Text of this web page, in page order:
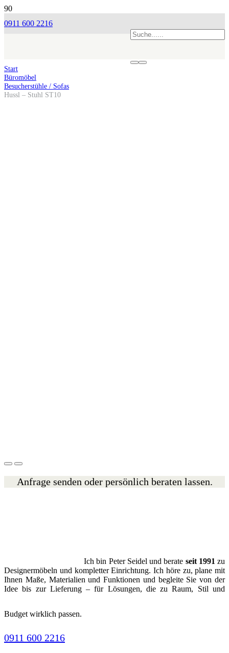
0911 600 2216
Start
Büromöbel
Besucherstühle / Sofas
Hussl – Stuhl ST10
Anfrage senden oder persönlich beraten lassen.
Ich bin Peter Seidel und berate seit 1991 zu
Designermöbeln und kompletter Einrichtung. Ich höre zu, plane mit
Ihnen Maße, Materialien und Funktionen und begleite Sie von der
Idee bis zur Lieferung – für Lösungen, die zu Raum, Stil und
Budget wirklich passen.
0911 600 2216